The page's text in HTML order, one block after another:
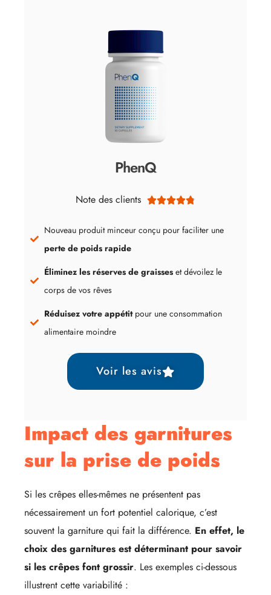
PhenQ
Note des clients 
Nouveau produit minceur conçu pour faciliter une
perte de poids rapide
Éliminez les réserves de graisseset dévoilez le
corps de vos rêves
Réduisez votre appétitpour une consommation
alimentaire moindre
Voir les avis
Impact des garnitures
sur la prise de poids
Si les crêpes elles-mêmes ne présentent pas
nécessairement un fort potentiel calorique, c’est
souvent la garniture qui fait la différence. En effet, le
choix des garnitures est déterminant pour savoir
si les crêpes font grossir. Les exemples ci-dessous
illustrent cette variabilité :